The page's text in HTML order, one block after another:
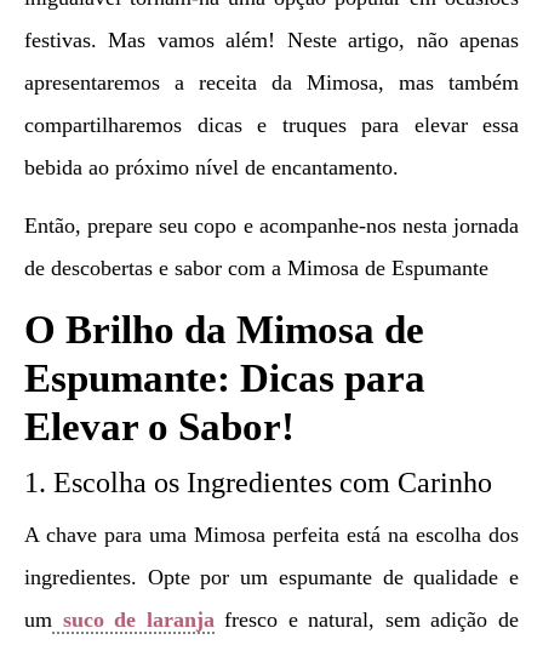
festivas. Mas vamos além! Neste artigo, não apenas
apresentaremos a receita da Mimosa, mas também
compartilharemos dicas e truques para elevar essa
bebida ao próximo nível de encantamento.
Então, prepare seu copo e acompanhe-nos nesta jornada
de descobertas e sabor com a Mimosa de Espumante
O Brilho da Mimosa de
Espumante: Dicas para
Elevar o Sabor!
1. Escolha os Ingredientes com Carinho
A chave para uma Mimosa perfeita está na escolha dos
ingredientes. Opte por um espumante de qualidade e
um suco de laranja fresco e natural, sem adição de